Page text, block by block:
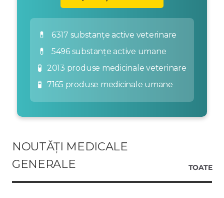
💊 6317 substanțe active veterinare
💊 5496 substanțe active umane
🧪 2013 produse medicinale veterinare
🧪 7165 produse medicinale umane
NOUTĂȚI MEDICALE
GENERALE
TOATE